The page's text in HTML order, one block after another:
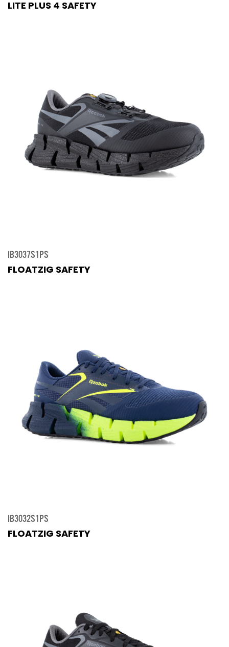
LITE PLUS 4 SAFETY
IB3037S1PS
FLOATZIG SAFETY
IB3032S1PS
FLOATZIG SAFETY